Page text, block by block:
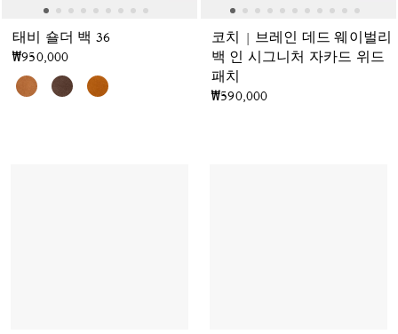
태비 숄더 백 36
₩950,000
코치 | 브레인 데드 웨이벌리
백 인 시그니처 자카드 위드
패치
₩590,000